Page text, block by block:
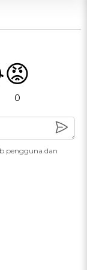
😡
0
pengguna dan